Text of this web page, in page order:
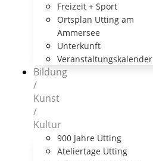
Freizeit + Sport
Ortsplan Utting am
Ammersee
Unterkunft
Veranstaltungskalender
Bildung
/
Kunst
/
Kultur
900 Jahre Utting
Ateliertage Utting